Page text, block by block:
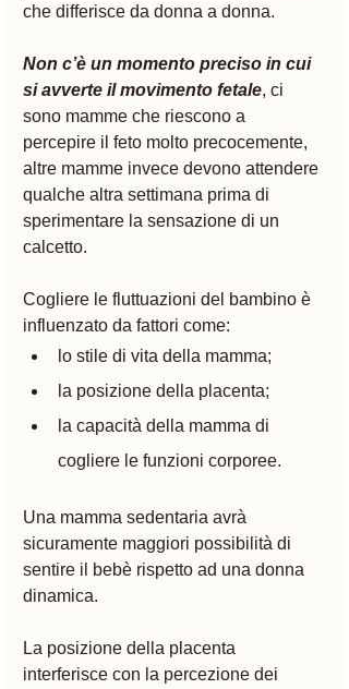
che differisce da donna a donna.
Non c’è un momento preciso in cui
si avverte il movimento fetale, ci
sono mamme che riescono a
percepire il feto molto precocemente,
altre mamme invece devono attendere
qualche altra settimana prima di
sperimentare la sensazione di un
calcetto.
Cogliere le fluttuazioni del bambino è
influenzato da fattori come:
lo stile di vita della mamma;
la posizione della placenta;
la capacità della mamma di
cogliere le funzioni corporee.
Una mamma sedentaria avrà
sicuramente maggiori possibilità di
sentire il bebè rispetto ad una donna
dinamica.
La posizione della placenta
interferisce con la percezione dei